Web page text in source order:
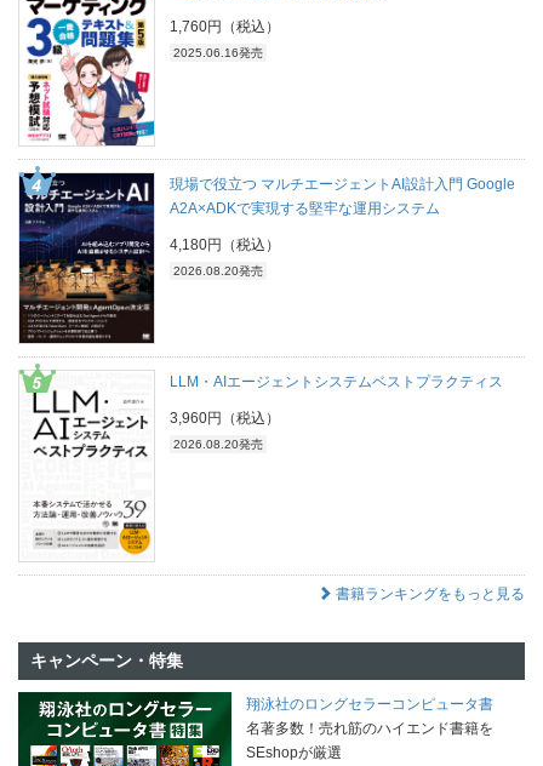
1,760円（税込）
2025.06.16発売
現場で役立つ マルチエージェントAI設計入門 Google
A2A×ADKで実現する堅牢な運用システム
4,180円（税込）
2026.08.20発売
LLM・AIエージェントシステムベストプラクティス
3,960円（税込）
2026.08.20発売
書籍ランキングをもっと見る
キャンペーン・特集
翔泳社のロングセラーコンピュータ書
名著多数！売れ筋のハイエンド書籍を
SEshopが厳選